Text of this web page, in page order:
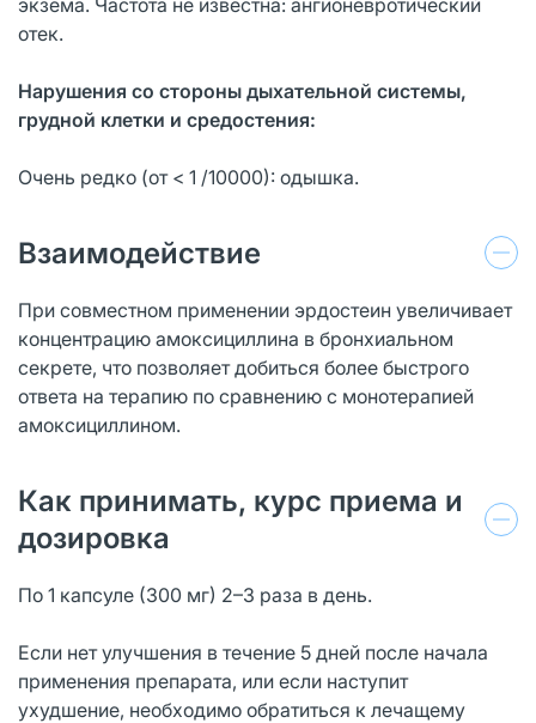
отек.
Нарушения со стороны дыхательной системы,
грудной клетки и средостения:
Очень редко (от < 1 /10000): одышка.
Взаимодействие
При совместном применении эрдостеин увеличивает
концентрацию амоксициллина в бронхиальном
секрете, что позволяет добиться более быстрого
ответа на терапию по сравнению с монотерапией
амоксициллином.
Как принимать, курс приема и
дозировка
По 1 капсуле (300 мг) 2–3 раза в день.
Если нет улучшения в течение 5 дней после начала
применения препарата, или если наступит
ухудшение, необходимо обратиться к лечащему